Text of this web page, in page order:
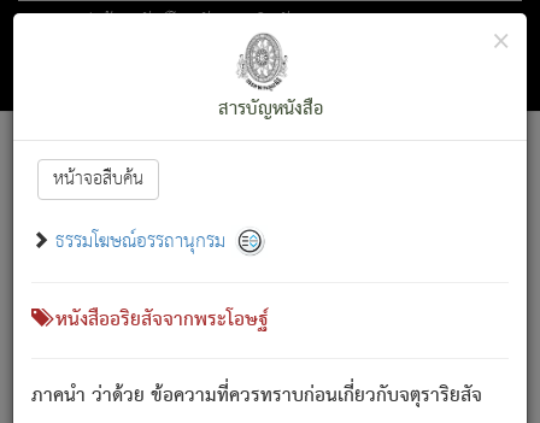
ตอน 1 ว่าด้วย สัตว์โลกกับจตุราริยสัจ
สารบัญ×
สารบัญหนังสือ
หน้าจอสืบค้น
ธรรมโฆษณ์อรรถานุกรม
หนังสืออริยสัจจากพระโอษฐ์
ภาคนำ ว่าด้วย ข้อความที่ควรทราบก่อนเกี่ยวกับจตุราริยสัจ
Font :15 ]||
สัตว์โลกนี้ เกิดความเดือดร้อนแล้ว มีผัสสะบังหน้า
เขาสำคัญสิ่งใด โดยความเป็นประการใด แต่สิ่งนั้นย่อมเป็น
(ตามที่เป็นจริง) โดยประการอื่นจากที่เขาสำคัญนั้น
สัตว์โลกติดข้องอยู่ในภพ ถูกภพบังหน้าแล้ว มีภพโดยความ
เป็นอย่างอื่น (จากที่มันเป็นอยู่จริง) จึงได้เพลิดเพลินยิ่งนักในภพ